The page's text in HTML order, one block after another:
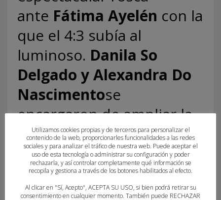
ante Fátima Ayelén con la
que el 4:3 subía al
luminoso. Danila So
Delgado y Alexandra Do
Nascimentose
encargaron de ampliar la
brecha hasta forzar el
tiempo muerto solicitado
por Ismael Martínez.
La reacción llegó con los tantos deCarolina Bono
Utilizamos cookies propias y de terceros para personalizar el
contenido de la web, proporcionarles funcionalidades a las redes
sociales y para analizar el tráfico de nuestra web. Puede aceptar el
uso de esta tecnología o administrar su configuración y poder
rechazarla, y así controlar completamente qué información se
recopila y gestiona a través de los botones habilitados al efecto.
Al clicar en "Sí, Acepto", ACEPTA SU USO, si bien podrá retirar su
consentimiento en cualquier momento. También puede RECHAZAR